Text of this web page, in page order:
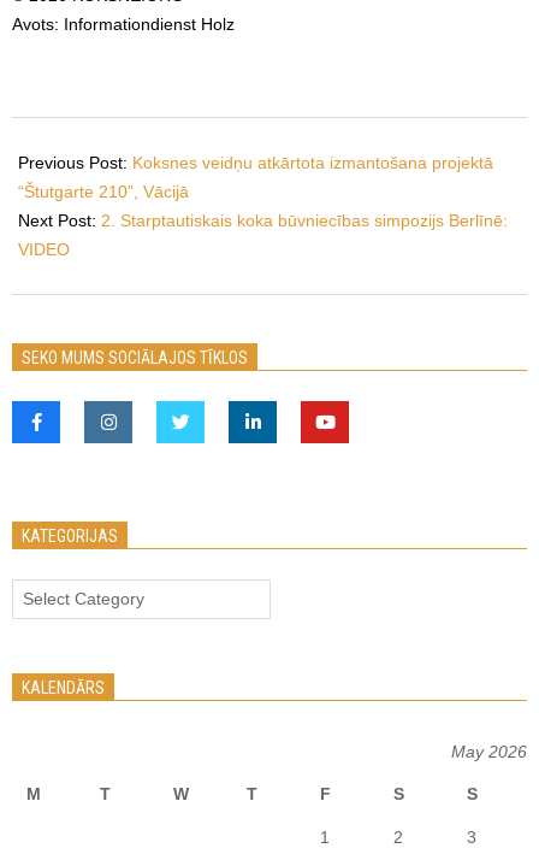
Avots: Informationdienst Holz
05-
13
Previous Post: Koksnes veidņu atkārtota izmantošana projektā
“Štutgarte 210”, Vācijā
Next Post: 2. Starptautiskais koka būvniecības simpozijs Berlīnē:
VIDEO
SEKO MUMS SOCIĀLAJOS TĪKLOS
KATEGORIJAS
Kategorijas
KALENDĀRS
May 2026
M T W T F S S
1 2 3